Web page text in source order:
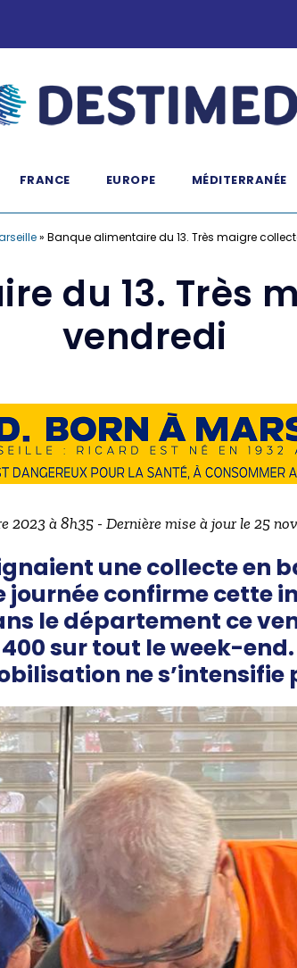
FRANCE EUROPE MÉDITERRANÉE
» Banque alimentaire du 13. Très maigre
du 13. Très
vendredi
2023 à 8h35 - Dernière mise à jour le 25
une collecte en
journée confirme cette
le département ce
sur tout le week-
ne s’intensifie